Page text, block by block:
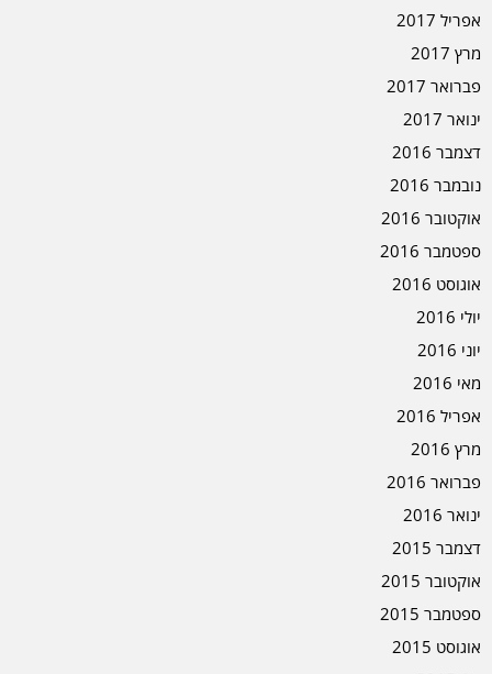
אפריל 2017
מרץ 2017
פברואר 2017
ינואר 2017
דצמבר 2016
נובמבר 2016
אוקטובר 2016
ספטמבר 2016
אוגוסט 2016
יולי 2016
יוני 2016
מאי 2016
אפריל 2016
מרץ 2016
פברואר 2016
ינואר 2016
דצמבר 2015
אוקטובר 2015
ספטמבר 2015
אוגוסט 2015